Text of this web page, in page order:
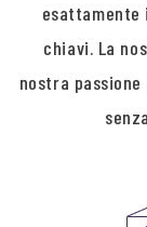
esattamente
chiavi. La
nostra